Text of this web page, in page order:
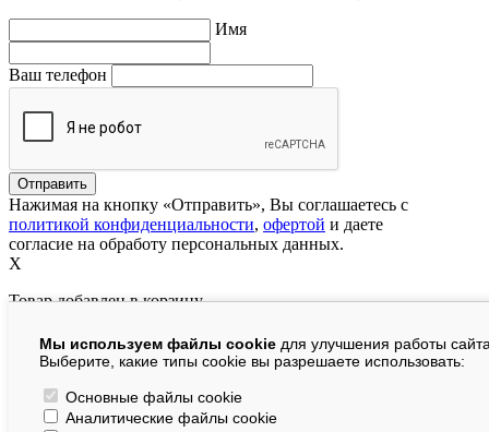
Мы используем файлы cookie для улучшения работы
Выберите, какие типы cookie вы разрешаете использовать:
Основные файлы cookie
Аналитические файлы cookie
Имя
Ваш телефон
Нажимая на кнопку «Отправить», Вы соглашаетесь с
политикой конфиденциальности, офертой и даете
согласие на обработу персональных данных.
X
Товар добавлен в корзину
В корзине:шт.